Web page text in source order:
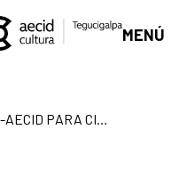
MENÚ
CONVOCATORIA BECAS MAEC-AECID PARA CIUDADANOS DE PAÍSES DE AMÉRICA LATINA, ÁFRICA Y ASIA, 2024-2025